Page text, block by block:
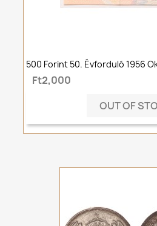
500 Forint 50. Évforduló 1956
Ft2,000
OUT OF